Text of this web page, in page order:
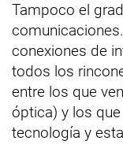
Tampoco el
conexiones de
todos los
entre los que
óptica) y los
tecnología y